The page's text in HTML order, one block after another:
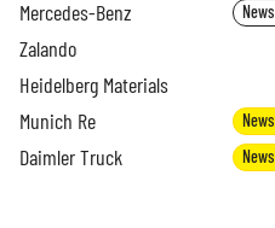
Mercedes-Benz News
Zalando
Heidelberg Materials
Munich Re News
Daimler Truck News